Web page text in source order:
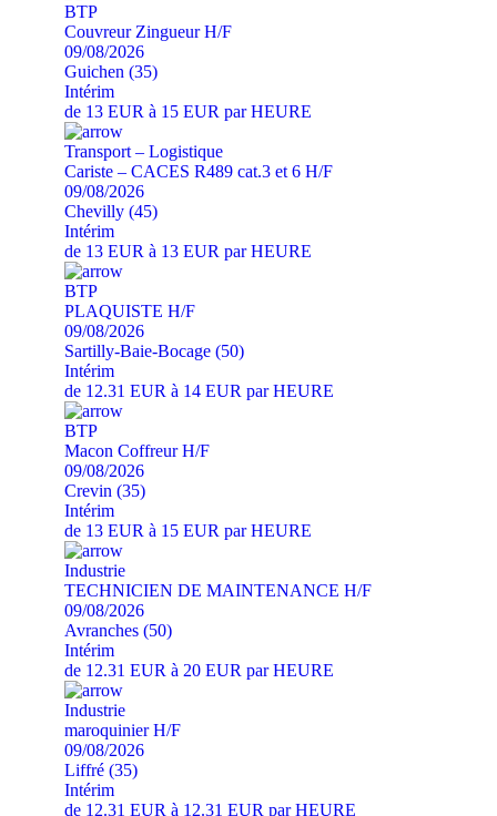
BTP
Couvreur Zingueur H/F
09/08/2026
Guichen (35)
Intérim
de 13 EUR à 15 EUR par HEURE
Transport – Logistique
Cariste – CACES R489 cat.3 et 6 H/F
09/08/2026
Chevilly (45)
Intérim
de 13 EUR à 13 EUR par HEURE
BTP
PLAQUISTE H/F
09/08/2026
Sartilly-Baie-Bocage (50)
Intérim
de 12.31 EUR à 14 EUR par HEURE
BTP
Macon Coffreur H/F
09/08/2026
Crevin (35)
Intérim
de 13 EUR à 15 EUR par HEURE
Industrie
TECHNICIEN DE MAINTENANCE H/F
09/08/2026
Avranches (50)
Intérim
de 12.31 EUR à 20 EUR par HEURE
Industrie
maroquinier H/F
09/08/2026
Liffré (35)
Intérim
de 12.31 EUR à 12.31 EUR par HEURE